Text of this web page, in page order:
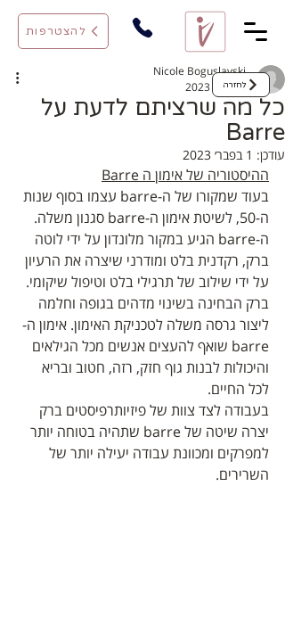
להצטרפות
כל מה שרציתם לדעת על
Barre
Nicole Boguslavski
1 בפבר׳ 2023
עודכן: 1 בפבר׳ 2023
ההיסטוריה של אימון ה Barre
בעוד שמקורו של ה-barre עצמו בסוף שנות
ה-50, לשיטת אימון ה-barre סגנון משלה.
ה-barre הגיע במקור מלונדון על ידי לוטה
ברק, רקדנית בלט ומודרני שיצרה את הרעיון
על ידי שילוב של תרגילי בלט וטיפול שיקומי.
ברק הבחינה בשינוי מדהים בגופה וחלמה
ליצור גרסה משלה לטכניקת האימון. אימון ה-
barre שואף להעצים אנשים מכל הגילאים
והיכולות לבנות גוף חזק, רזה, חטוב ובריא
לכל החיים.
בעבודה לצד צוות של פיזיותרפיסטים ברק
יצרה שיטה של barre שתהיה בטוחה יותר
למפרקים ומכוונת עבודה יעילה יותר של
השרירים.
לחזרה